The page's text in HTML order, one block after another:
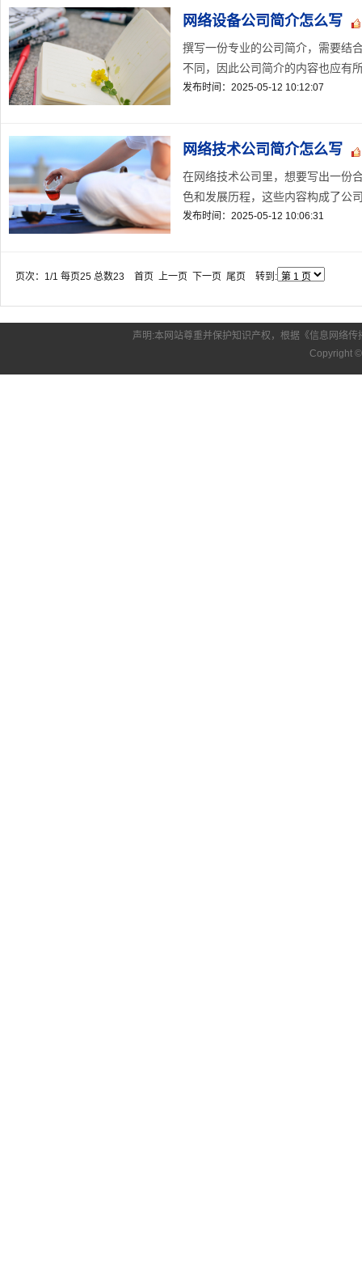
网络设备公司简介怎么写
撰写一份专业的公司简介，需要结
不同，因此公司简介的内容也应有
发布时间：2025-05-12 10:12:07
网络技术公司简介怎么写
在网络技术公司里，想要写出一份
色和发展历程，这些内容构成了公
发布时间：2025-05-12 10:06:31
页次：1/1 每页25 总数23 首页 上一页 下一页 尾页 转到:
声明:本网站尊重并保护知识产权，根据《信息网络
Copyright